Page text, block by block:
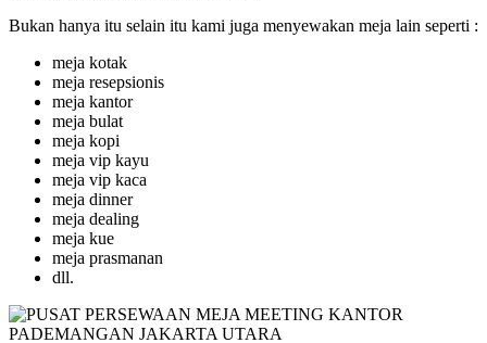
Bukan hanya itu selain itu kami juga menyewakan meja lain seperti :
meja kotak
meja resepsionis
meja kantor
meja bulat
meja kopi
meja vip kayu
meja vip kaca
meja dinner
meja dealing
meja kue
meja prasmanan
dll.